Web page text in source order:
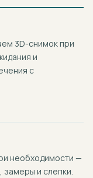
3D-снимок при
и
с
необходимости —
замеры и слепки.